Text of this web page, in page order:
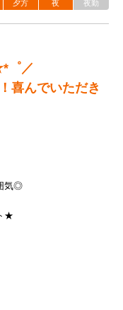
夕方 夜 夜勤
゜／
喜んでいただき
気◎